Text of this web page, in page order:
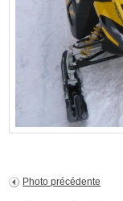
Photo précédente